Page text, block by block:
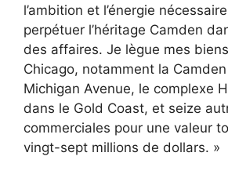
l’ambition et l’énergie
perpétuer l’héritage Camden
des affaires. Je lègue mes
Chicago, notamment la
Michigan Avenue, le complexe
dans le Gold Coast, et seize
commerciales pour une valeur
vingt-sept millions de dollars. »